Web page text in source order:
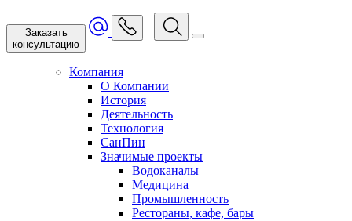
Заказать
консультацию
Компания
О Компании
История
Деятельность
Технология
СанПин
Значимые проекты
Водоканалы
Медицина
Промышленность
Рестораны, кафе, бары